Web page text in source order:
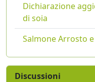
Dichiarazione
di soia
Salmone Arrosto
Discussioni